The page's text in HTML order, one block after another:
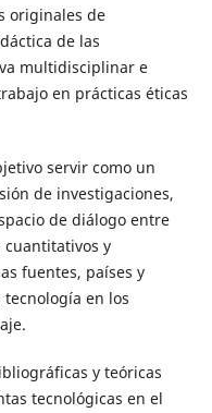
originales de
de las
multidisciplinar e
en prácticas éticas
servir como un
de investigaciones,
de diálogo entre
cuantitativos y
fuentes, países y
en los
y teóricas
tecnológicas en el